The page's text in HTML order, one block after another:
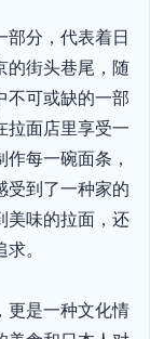
部分，代表着日
的街头巷尾，随
不可或缺的一部
拉面店里享受一
每一碗面条，
受到了一种家的
美味的拉面，还
。
更是一种文化情